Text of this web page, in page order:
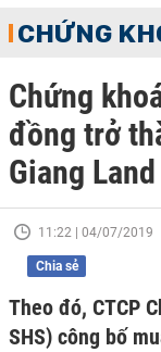
CHỨNG
Chứng
đồng trở
Giang Land
11:22 | 04/07/2019
Chia sẻ
Theo đó, CTCP
SHS) công bố